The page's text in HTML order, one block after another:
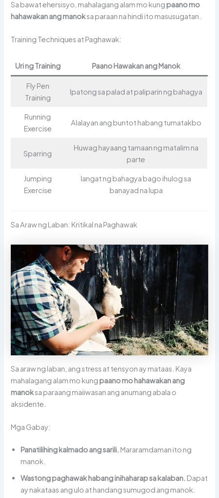
Sa bawat ehersisyo, mahalagang alam mo kung paano mo
hahawakan ang manoksa paraan na hindi ito masusugatan.
Training Techniques at Paghawak:
Uri ng Training Paano Hawakan ang Manok
Fly Pen
Training
Ipatong sa palad at paliparin ng bahagya
Running
Exercise
Alalayan ang buntot habang tumatakbo
Sparring
Huwag hayaang tamaan ng matalim na
parte
Jumping
Exercise
Iangat ng bahagya bago ihulog sa
banayad na lupa
Sa Araw ng Laban: Kritikal na Paghawak
Sa araw ng laban, ang stress at tensyon ay mataas. Kaya
mahalagang alam mo kung paano mo hahawakan ang
manoksa paraang maiiwasan ang anumang abala o
aksidente.
Mga Gabay:
Panatilihing kalmado ang sarili. Mararamdaman ito ng
manok.
Wastong paghawak habang inihaharap sa kalaban. Dapat
ay nakataas ang ulo at handang sumugod ang manok.